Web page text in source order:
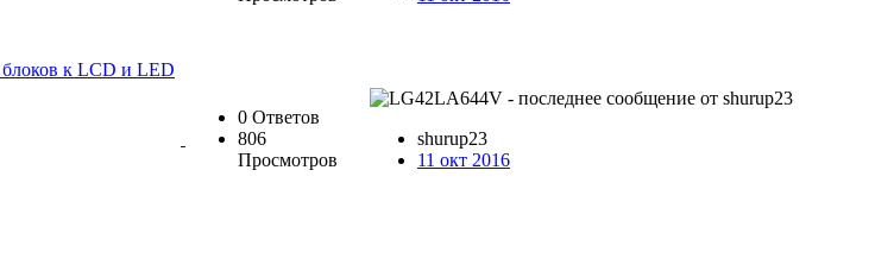
к LCD и LED
0 Ответов
806
Просмотров
shurup23
11 окт 2016